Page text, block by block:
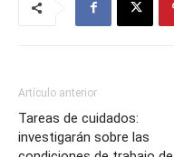
Artículo anterior
Tareas de cuidados:
investigarán sobre las